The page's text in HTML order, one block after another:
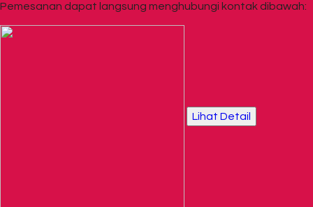
Pemesanan dapat langsung menghubungi kontak dibawah:
Lihat Detail